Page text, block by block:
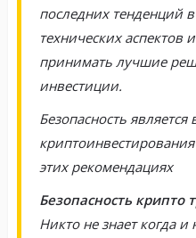
последних тенденций
технических аспектов
принимать лучшие
инвестиции.
Безопасность
этих рекомендациях
Безопасность крипто
Никто не знает когда и